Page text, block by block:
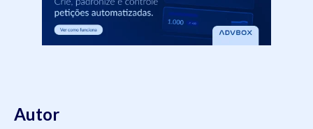
Autor